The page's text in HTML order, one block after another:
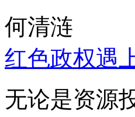
何清涟
红色政权遇
无论是资源